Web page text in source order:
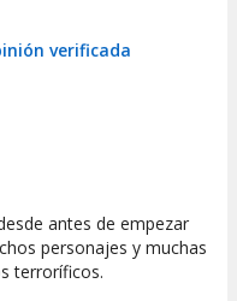
verificada
10
antes de empezar
personajes y muchas
terroríficos.